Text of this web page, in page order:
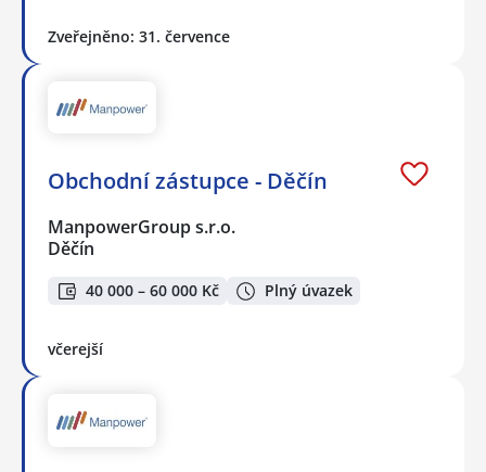
Zveřejněno: 31. července
Obchodní zástupce - Děčín
ManpowerGroup s.r.o.
Děčín
40 000 – 60 000 Kč Plný úvazek
včerejší